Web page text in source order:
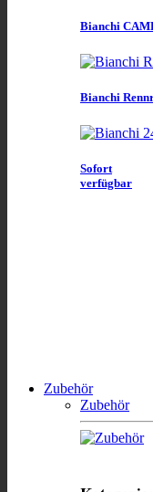
Bianchi
Bianchi
Sofort
verfügbar
Zubehör
Zubehör